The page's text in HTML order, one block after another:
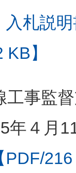
入札説
KB】
工事監
年４月
PDF/